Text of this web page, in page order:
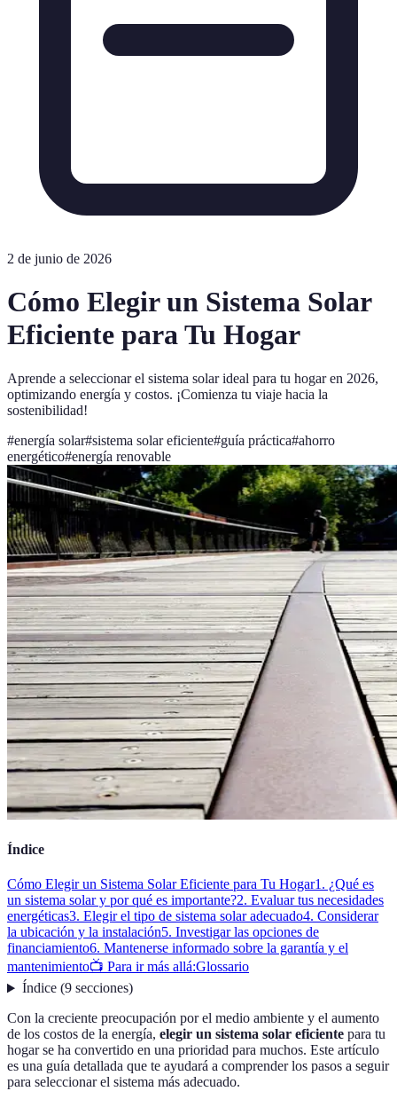
2 de junio de 2026
Cómo Elegir un Sistema Solar
Eficiente para Tu Hogar
Aprende a seleccionar el sistema solar ideal para tu hogar en 2026,
optimizando energía y costos. ¡Comienza tu viaje hacia la
sostenibilidad!
#energía solar#sistema solar eficiente#guía práctica#ahorro
energético#energía renovable
Índice
Cómo Elegir un Sistema Solar Eficiente para Tu Hogar1. ¿Qué es
un sistema solar y por qué es importante?2. Evaluar tus necesidades
energéticas3. Elegir el tipo de sistema solar adecuado4. Considerar
la ubicación y la instalación5. Investigar las opciones de
financiamiento6. Mantenerse informado sobre la garantía y el
mantenimiento📺 Para ir más allá:Glossario
Índice(9 secciones)
Con la creciente preocupación por el medio ambiente y el aumento
de los costos de la energía, elegir un sistema solar eficiente para tu
hogar se ha convertido en una prioridad para muchos. Este artículo
es una guía detallada que te ayudará a comprender los pasos a seguir
para seleccionar el sistema más adecuado.